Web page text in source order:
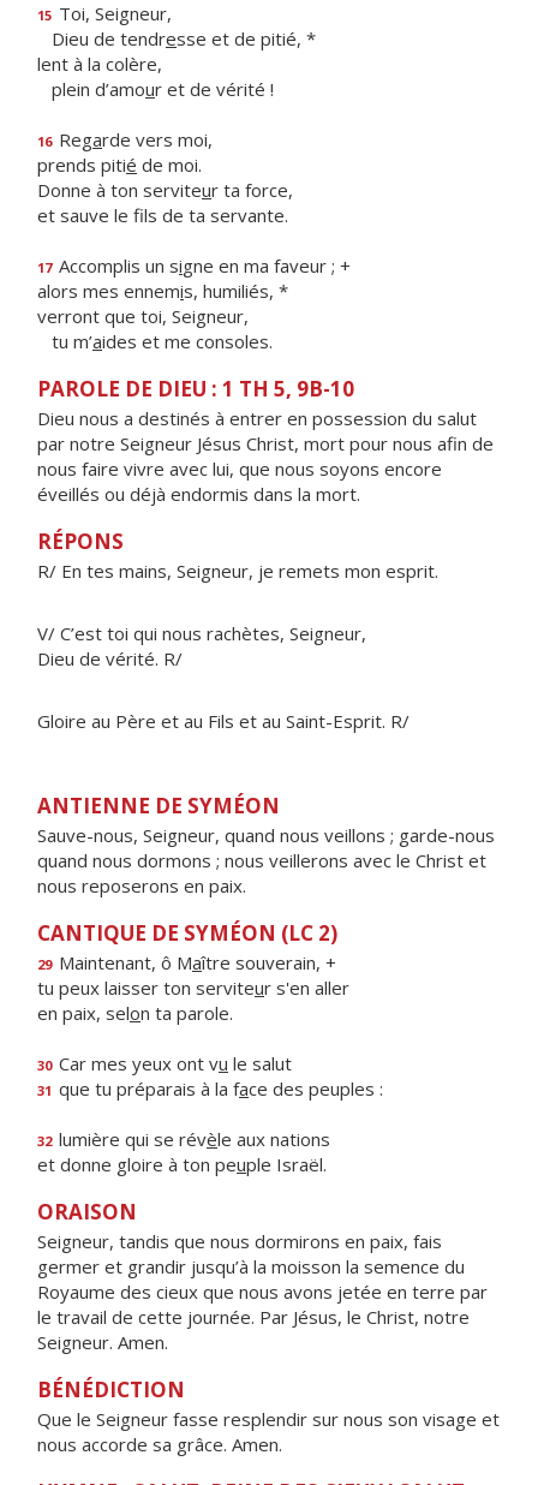
15 Toi, Seigneur,
Dieu de tendresse et de pitié, *
lent à la colère,
plein d’amour et de vérité !
16 Regarde vers moi,
prends pitié de moi.
Donne à ton serviteur ta force,
et sauve le fls de ta servante.
17 Accomplis un signe en ma faveur ; +
alors mes ennemis, humiliés, *
verront que toi, Seigneur,
tu m’aides et me consoles.
PAROLE DE DIEU : 1 TH 5, 9B-10
Dieu nous a destinés à entrer en possession du salut
par notre Seigneur Jésus Christ, mort pour nous afin de
nous faire vivre avec lui, que nous soyons encore
éveillés ou déjà endormis dans la mort.
RÉPONS
R/ En tes mains, Seigneur, je remets mon esprit.
V/ C’est toi qui nous rachètes, Seigneur,
Dieu de vérité. R/
Gloire au Père et au Fils et au Saint-Esprit. R/
ANTIENNE DE SYMÉON
Sauve-nous, Seigneur, quand nous veillons ; garde-nous
quand nous dormons ; nous veillerons avec le Christ et
nous reposerons en paix.
CANTIQUE DE SYMÉON (LC 2)
29 Maintenant, ô Maître souverain, +
tu peux laisser ton serviteur s'en aller
en paix, selon ta parole.
30 Car mes yeux ont vu le salut
31 que tu préparais à la face des peuples :
32 lumière qui se révèle aux nations
et donne gloire à ton peuple Israël.
ORAISON
Seigneur, tandis que nous dormirons en paix, fais
germer et grandir jusqu’à la moisson la semence du
Royaume des cieux que nous avons jetée en terre par
le travail de cette journée. Par Jésus, le Christ, notre
Seigneur. Amen.
BÉNÉDICTION
Que le Seigneur fasse resplendir sur nous son visage et
nous accorde sa grâce. Amen.